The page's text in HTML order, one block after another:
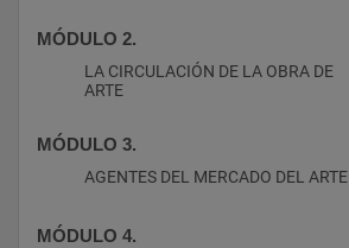
como externos.
MÓDULO 2.
LA CIRCULACIÓN DE LA OBRA DE
ARTE
MÓDULO 3.
AGENTES DEL MERCADO DEL ARTE
MÓDULO 4.